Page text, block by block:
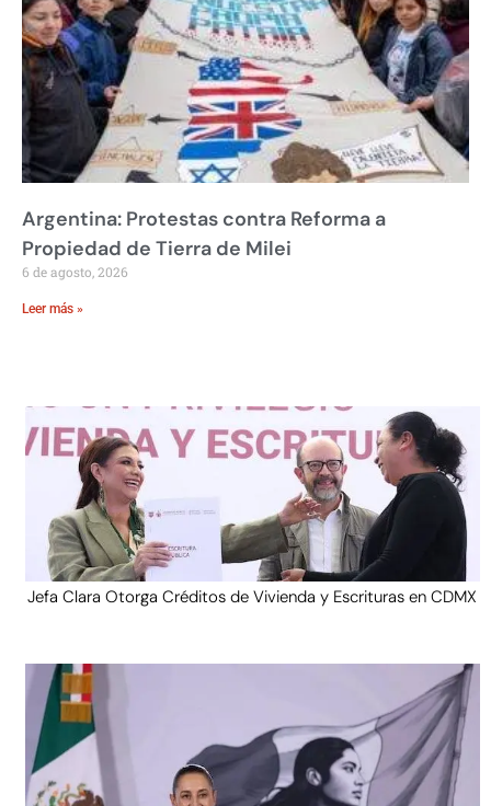
Argentina: Protestas contra Reforma a
Propiedad de Tierra de Milei
6 de agosto, 2026
Leer más »
Jefa Clara Otorga Créditos de Vivienda y Escrituras en CDMX